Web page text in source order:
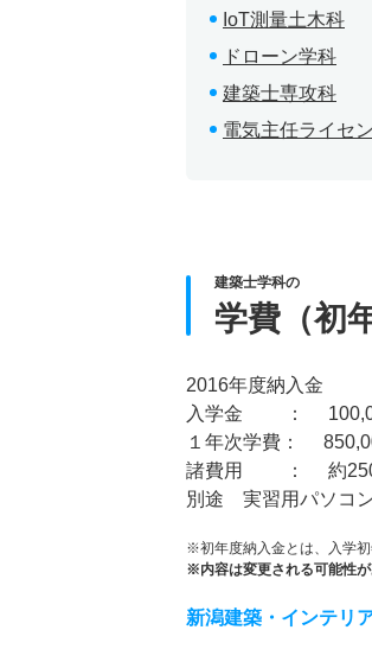
IoT測量土木科
ドローン学科
建築士専攻科
電気主任ライセ
建築士学科の
学費（初
2016年度納入金
入学金 ：
１年次学費：
諸費用 ： 約
別途 実習用パソコン
※初年度納入金とは、入学初
※内容は変更される可能性が
新潟建築・インテリ